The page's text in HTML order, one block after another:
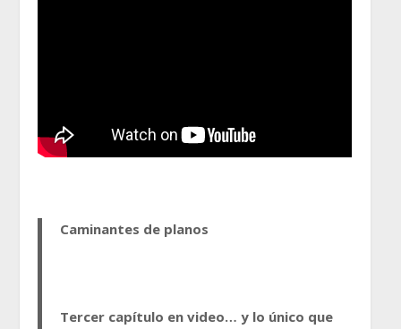
Caminantes de planos
Tercer capítulo en video… y lo único que